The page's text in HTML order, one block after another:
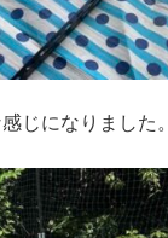
じになりました。